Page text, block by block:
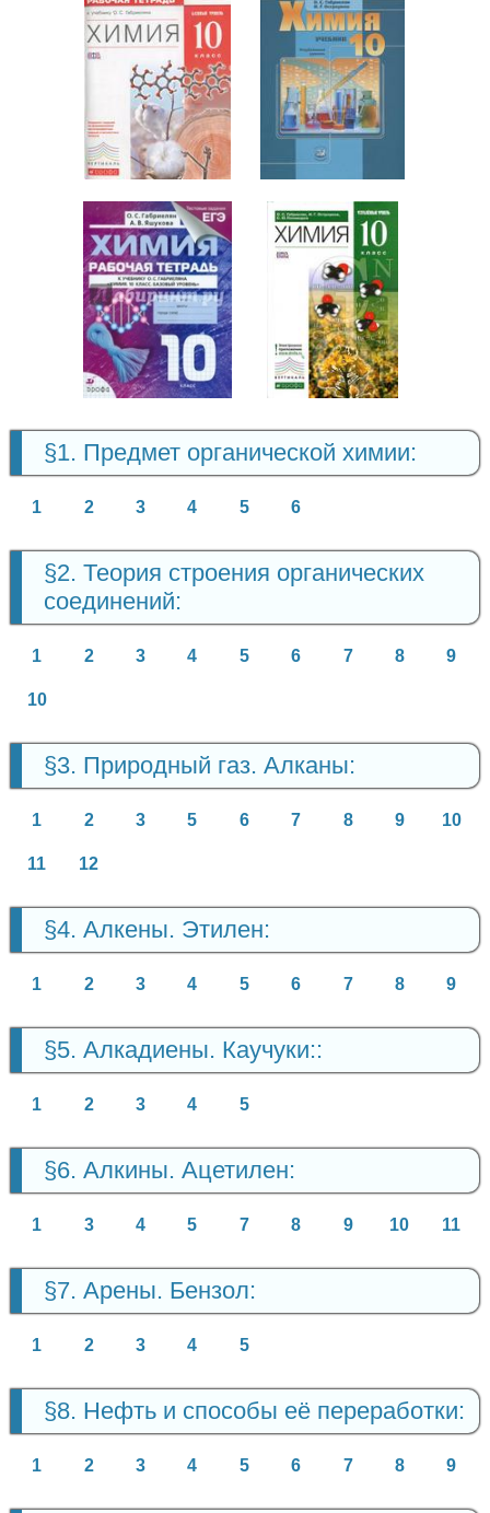
Химия
10 класс
Химия
10 класс
Химия
10 класс
Химия
10 класс
§1. Предмет органической химии:
1 2 3 4 5 6
§2. Теория строения органических
соединений:
1 2 3 4 5 6 7 8 9
10
§3. Природный газ. Алканы:
1 2 3 5 6 7 8 9 10
11 12
§4. Алкены. Этилен:
1 2 3 4 5 6 7 8 9
§5. Алкадиены. Каучуки::
1 2 3 4 5
§6. Алкины. Ацетилен:
1 3 4 5 7 8 9 10 11
§7. Арены. Бензол:
1 2 3 4 5
§8. Нефть и способы её переработки:
1 2 3 4 5 6 7 8 9